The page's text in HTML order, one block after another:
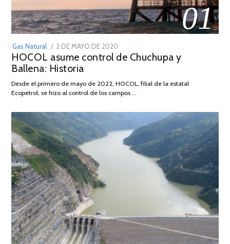
01
Gas Natural
POSTED
ON
2 DE MAYO DE 2020
DE
2026
HOCOL asume control de Chuchupa y
Ballena: Historia
Desde el primero de mayo de 2022, HOCOL, filial de la estatal
Ecopetrol, se hizo al control de los campos …